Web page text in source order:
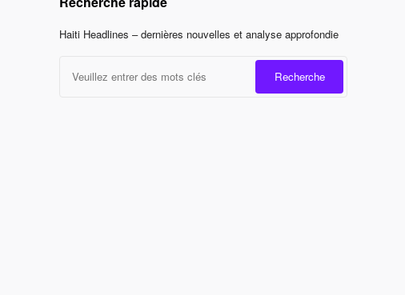
Haiti Headlines – dernières nouvelles et analyse approfondie
Recherche